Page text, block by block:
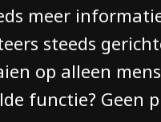
meer
steeds
op alleen
functie? Geen